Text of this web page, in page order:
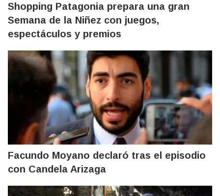
Shopping Patagonia prepara una gran
Semana de la Niñez con juegos,
espectáculos y premios
Facundo Moyano declaró tras el episodio
con Candela Arizaga